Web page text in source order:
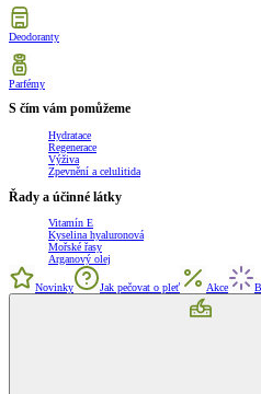
Deodoranty
Parfémy
S čím vám pomůžeme
Hydratace
Regenerace
Výživa
Zpevnění a celulitida
Řady a účinné látky
Vitamín E
Kyselina hyaluronová
Mořské řasy
Arganový olej
Novinky Jak pečovat o pleť Akce